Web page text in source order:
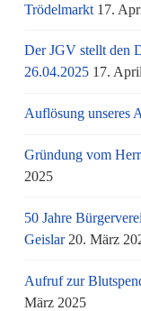
Trödelmarkt 17.
Der JGV stellt den
26.04.2025 17.
Auflösung unseres
Gründung vom
2025
50 Jahre
Geislar 20. März
Aufruf zur
März 2025